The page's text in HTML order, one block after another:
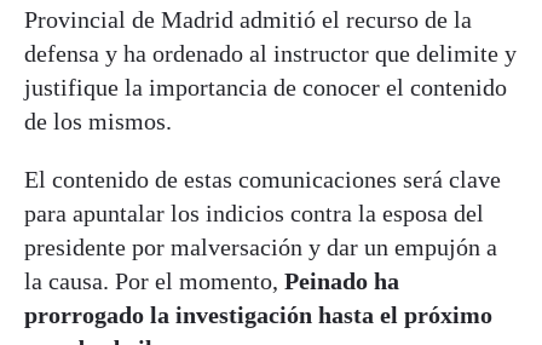
Provincial de Madrid admitió el recurso de la
defensa y ha ordenado al instructor que delimite y
justifique la importancia de conocer el contenido
de los mismos.
El contenido de estas comunicaciones será clave
para apuntalar los indicios contra la esposa del
presidente por malversación y dar un empujón a
la causa. Por el momento, Peinado ha
prorrogado la investigación hasta el próximo